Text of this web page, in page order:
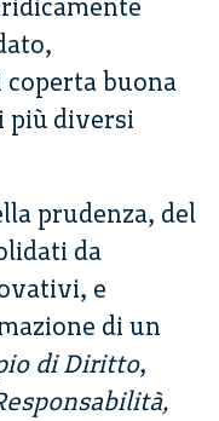
buona
più diversi
prudenza, del
da
e
di un
di Diritto,